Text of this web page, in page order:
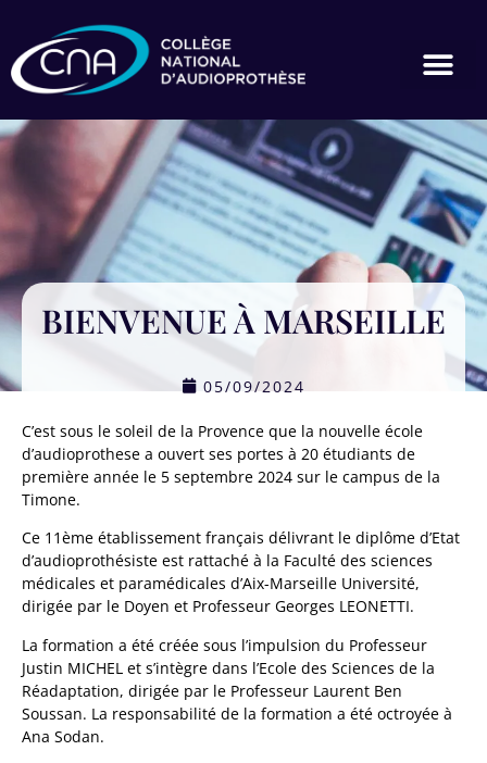
BIENVENUE À MARSEILLE
05/09/2024
C’est sous le soleil de la Provence que la nouvelle école
d’audioprothese a ouvert ses portes à 20 étudiants de
première année le 5 septembre 2024 sur le campus de la
Timone.
Ce 11ème établissement français délivrant le diplôme d’Etat
d’audioprothésiste est rattaché à la Faculté des sciences
médicales et paramédicales d’Aix-Marseille Université,
dirigée par le Doyen et Professeur Georges LEONETTI.
La formation a été créée sous l’impulsion du Professeur
Justin MICHEL et s’intègre dans l’Ecole des Sciences de la
Réadaptation, dirigée par le Professeur Laurent Ben
Soussan. La responsabilité de la formation a été octroyée à
Ana Sodan.